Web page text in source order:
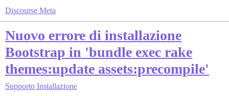
Discourse Meta
Nuovo errore di installazione
Bootstrap in 'bundle exec rake
themes:update assets:precompile'
Supporto Installazione